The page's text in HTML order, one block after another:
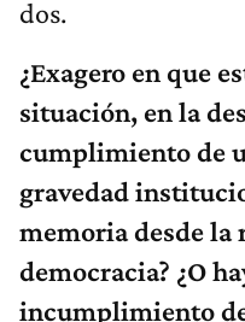
dos.
¿Exagero en que
situación, en la
cumplimiento de
gravedad
memoria desde la
democracia? ¿O
incumplimiento